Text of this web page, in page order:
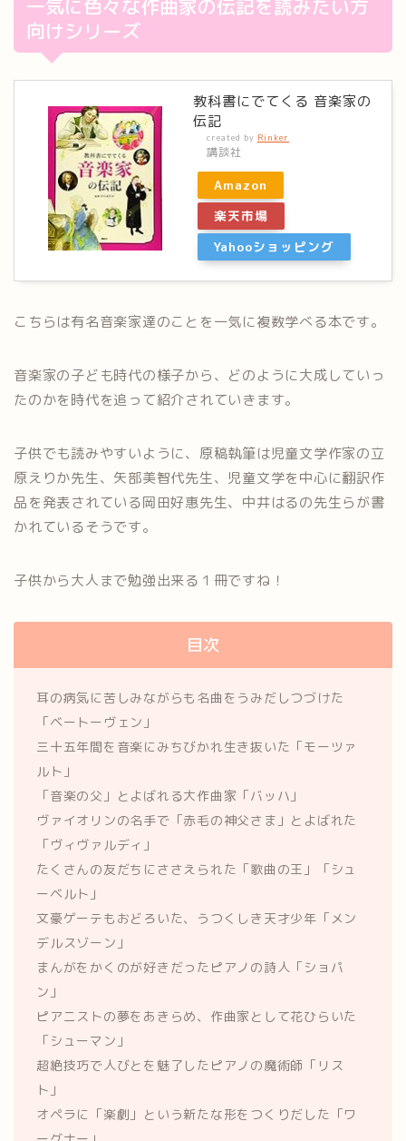
一気に色々な作曲家の伝記を読みたい方
向けシリーズ
教科書にでてくる 音楽家の
伝記
created by Rinker
講談社
Amazon
楽天市場
Yahooショッピング
こちらは有名音楽家達のことを一気に複数学べる本です。
音楽家の子ども時代の様子から、どのように大成していっ
たのかを時代を追って紹介されていきます。
子供でも読みやすいように、原稿執筆は児童文学作家の立
原えりか先生、矢部美智代先生、児童文学を中心に翻訳作
品を発表されている岡田好惠先生、中井はるの先生らが書
かれているそうです。
子供から大人まで勉強出来る１冊ですね！
目次
耳の病気に苦しみながらも名曲をうみだしつづけた
「ベートーヴェン」
三十五年間を音楽にみちびかれ生き抜いた「モーツァ
ルト」
「音楽の父」とよばれる大作曲家「バッハ」
ヴァイオリンの名手で「赤毛の神父さま」とよばれた
「ヴィヴァルディ」
たくさんの友だちにささえられた「歌曲の王」「シュ
ーベルト」
文豪ゲーテもおどろいた、うつくしき天才少年「メン
デルスゾーン」
まんがをかくのが好きだったピアノの詩人「ショパ
ン」
ピアニストの夢をあきらめ、作曲家として花ひらいた
「シューマン」
超絶技巧で人びとを魅了したピアノの魔術師「リス
ト」
オペラに「楽劇」という新たな形をつくりだした「ワ